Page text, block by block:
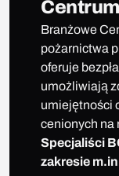
Branżowe
pożarnictwa
oferuje
umożliwiają
umiejętności
cenionych na
Specjaliści
zakresie